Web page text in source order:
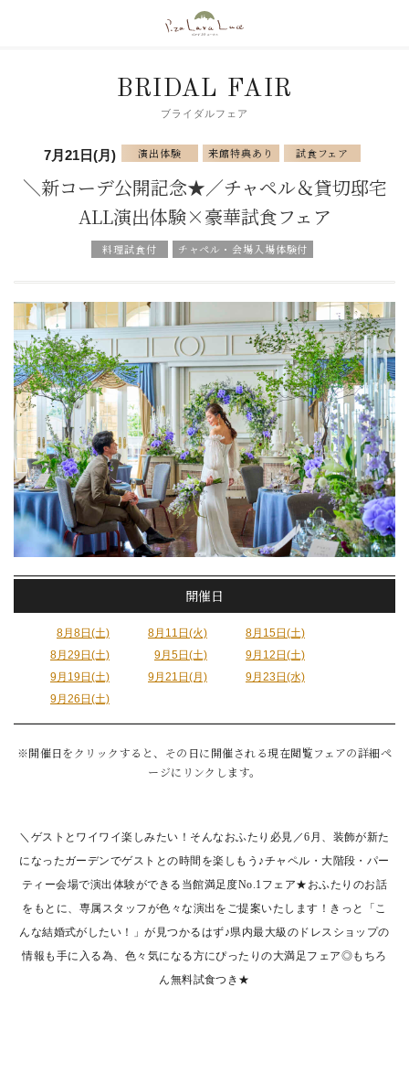
BRIDAL FAIR
ブライダルフェア
7月21日(月) 演出体験 来館特典あり 試食フェア
＼新コーデ公開記念★／チャペル＆貸切邸宅
ALL演出体験×豪華試食フェア
料理試食付 チャペル・会場入場体験付
開催日
8月8日(土) 8月11日(火)
8月15日(土)
8月29日(土)
9月5日(土)
9月12日(土)
9月19日(土)
9月21日(月)
9月23日(水)
9月26日(土)
※開催日をクリックすると、その日に開催される現在閲覧フェアの詳細ペ
ージにリンクします。
＼ゲストとワイワイ楽しみたい！そんなおふたり必見／6月、装飾が新た
になったガーデンでゲストとの時間を楽しもう♪チャペル・大階段・パー
ティー会場で演出体験ができる当館満足度No.1フェア★おふたりのお話
をもとに、専属スタッフが色々な演出をご提案いたします！きっと「こ
んな結婚式がしたい！」が見つかるはず♪県内最大級のドレスショップの
情報も手に入る為、色々気になる方にぴったりの大満足 フェア◎もちろ
ん無料試食つき★